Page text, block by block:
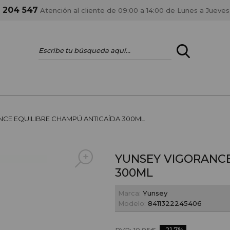
ENTRAR
como tal y disfrutar de
204 547 Atención al cliente de 09:00 a 14:00 de Lunes a
EQUILIBRE CHAMPÚ ANTICAÍDA 300ML
YUNSEY
300ML
Marca: Yunsey
Modelo: 8411322245406